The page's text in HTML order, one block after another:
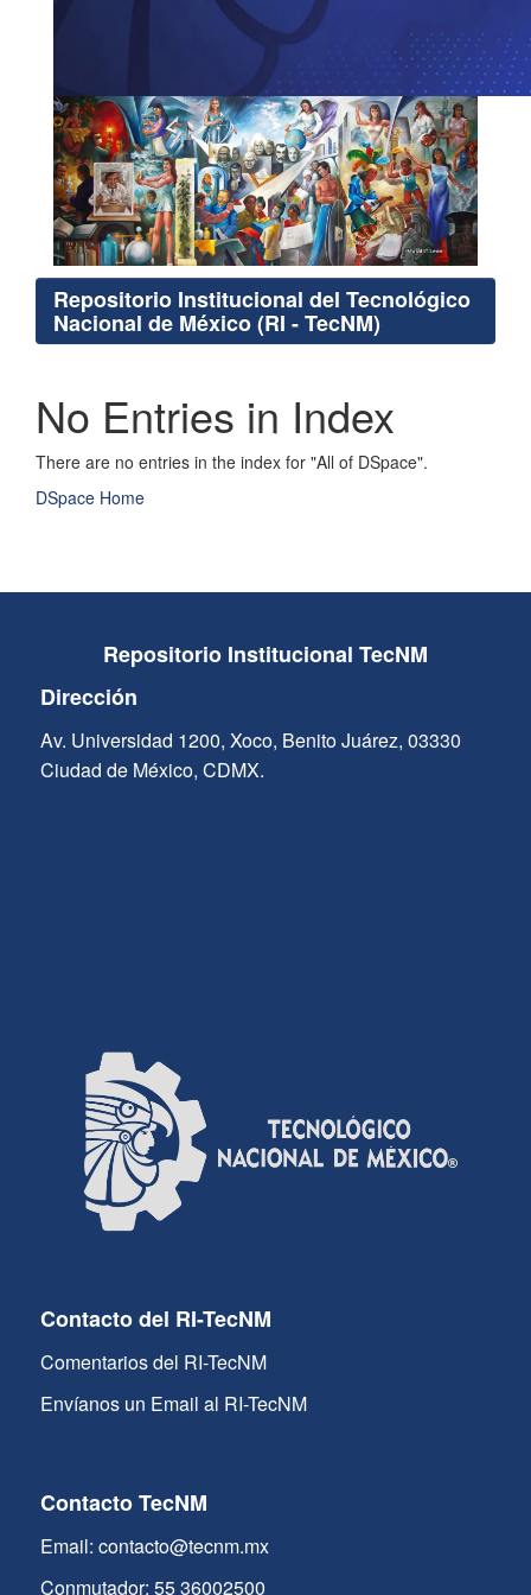
Repositorio Institucional del Tecnológico
Nacional de México (RI - TecNM)
No Entries in Index
There are no entries in the index for "All of DSpace".
DSpace Home
Repositorio Institucional TecNM
Dirección
Av. Universidad 1200, Xoco, Benito Juárez, 03330
Ciudad de México, CDMX.
Contacto del RI-TecNM
Comentarios del RI-TecNM
Envíanos un Email al RI-TecNM
Contacto TecNM
Email: contacto@tecnm.mx
Conmutador: 55 36002500